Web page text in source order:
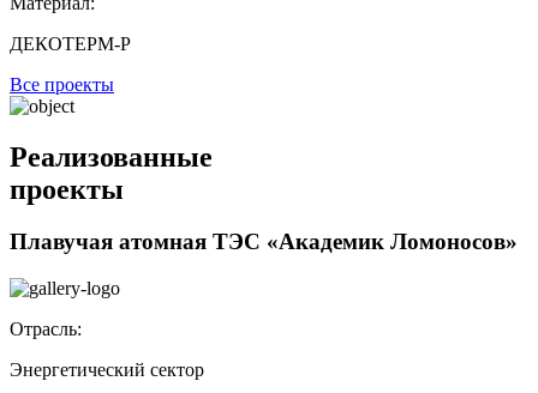
ДЕКОТЕРМ-Р
Все проекты
Реализованные
проекты
Плавучая атомная ТЭС «Академик Ломоносов»
Отрасль:
Энергетический сектор